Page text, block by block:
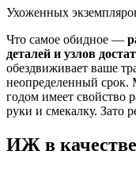
Ухоженных
Что самое обидное —
деталей и узлов
обездвиживает ваше
неопределенный срок.
годом имеет свойство
руки и смекалку. Зато
ИЖ в качестве